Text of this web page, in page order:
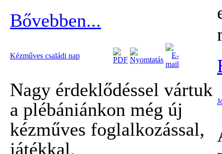
Bővebben...
Kézműves családi nap
Nagy érdeklődéssel vártuk
a plébániánkon még új
kézműves foglalkozással,
játékkal,